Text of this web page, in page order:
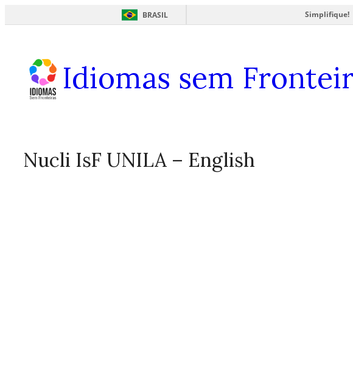
BRASIL Simplifique!
content
Idiomas sem
Nucli IsF UNILA – English